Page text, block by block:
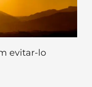
evitar-lo